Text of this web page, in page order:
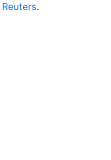
Reuters.